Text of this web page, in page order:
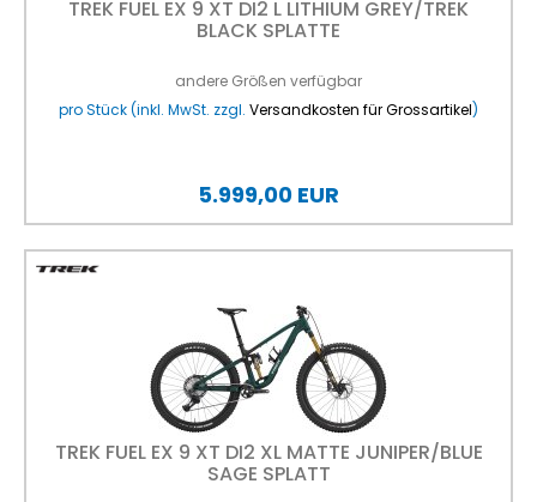
TREK FUEL EX 9 XT DI2 L LITHIUM GREY/TREK
BLACK SPLATTE
andere Größen verfügbar
pro Stück (inkl. MwSt. zzgl. Versandkosten für Grossartikel)
5.999,00 EUR
TREK FUEL EX 9 XT DI2 XL MATTE JUNIPER/BLUE
SAGE SPLATT